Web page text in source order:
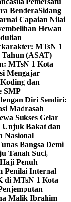
Pemersatu
BenderaSidang
Capaian Nilai
Hewan
MTsN 1
Tahun (ASAT)
MTsN 1 Kota
Mengajar
dan
SMP
Diri Sendiri:
Madrasah
Sukses Gelar
Unjuk Bakat dan
Nasional
Bangsa Demi
Tanah Suci,
Penuh
Penilai Internal
di MTsN 1 Kota
Malik Ibrahim